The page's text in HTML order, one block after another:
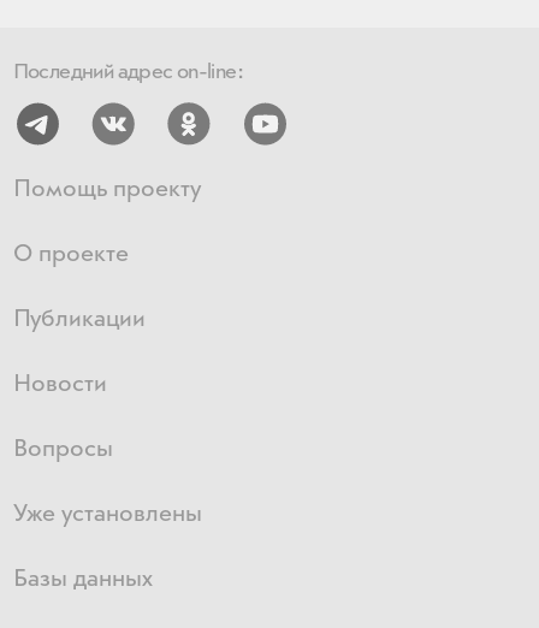
Последний адрес on-line:
Помощь проекту
О проекте
Публикации
Новости
Вопросы
Уже установлены
Базы данных